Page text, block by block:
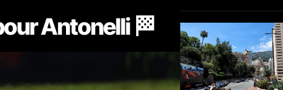
Antonelli 🏁